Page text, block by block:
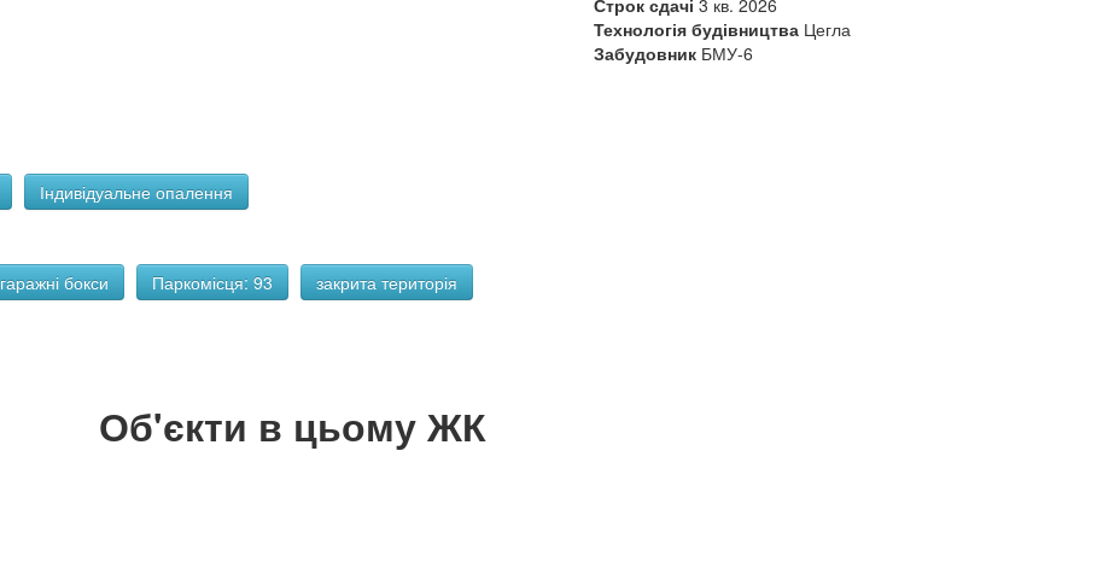
Строк сдачі 3 кв. 2026
Технологія будівництва Цегла
Забудовник БМУ-6
Індивідуальне опалення
бокси
Паркомісця: 93 закрита територія
Об'єкти в цьому ЖК